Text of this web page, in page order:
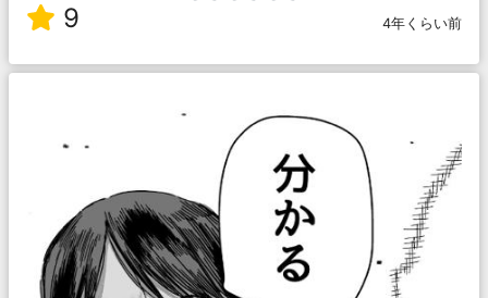
9 4年くらい前